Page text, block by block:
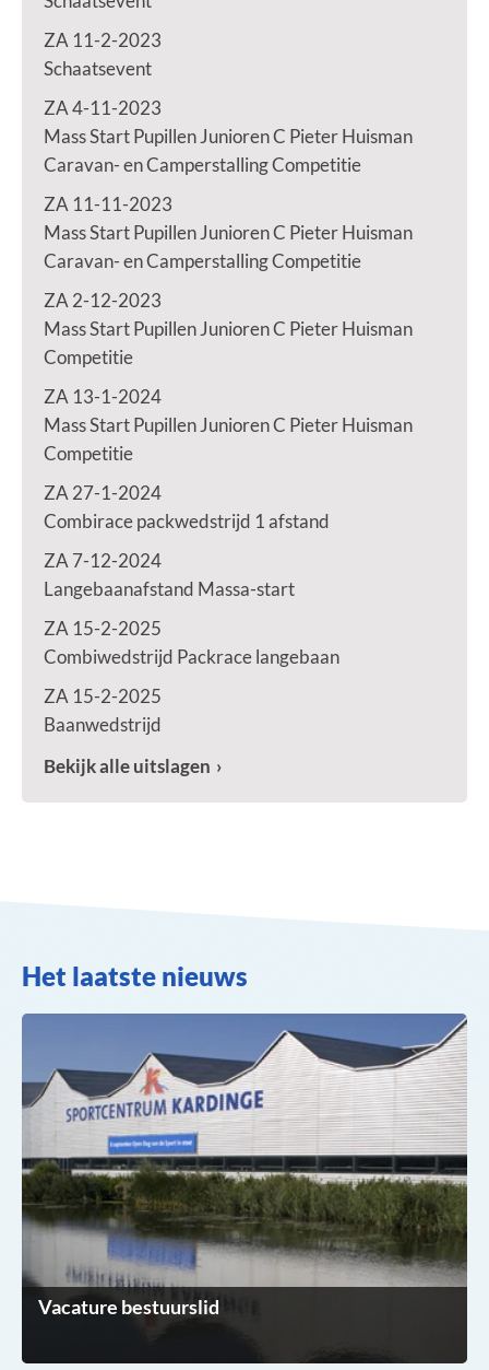
ZA 11-2-2023
Schaatsevent
ZA 4-11-2023
Mass Start Pupillen Junioren C Pieter Huisman
Caravan- en Camperstalling Competitie
ZA 11-11-2023
Mass Start Pupillen Junioren C Pieter Huisman
Caravan- en Camperstalling Competitie
ZA 2-12-2023
Mass Start Pupillen Junioren C Pieter Huisman
Competitie
ZA 13-1-2024
Mass Start Pupillen Junioren C Pieter Huisman
Competitie
ZA 27-1-2024
Combirace packwedstrijd 1 afstand
ZA 7-12-2024
Langebaanafstand Massa-start
ZA 15-2-2025
Combiwedstrijd Packrace langebaan
ZA 15-2-2025
Baanwedstrijd
Bekijk alle uitslagen
Het laatste nieuws
Vacature bestuurslid